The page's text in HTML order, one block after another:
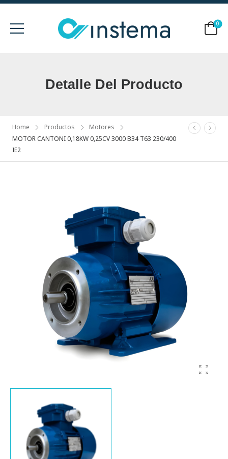
0
Detalle Del Producto
Home Productos
Motores
MOTOR CANTONI 0,18KW 0,25CV 3000 B34 T63 230/400
IE2